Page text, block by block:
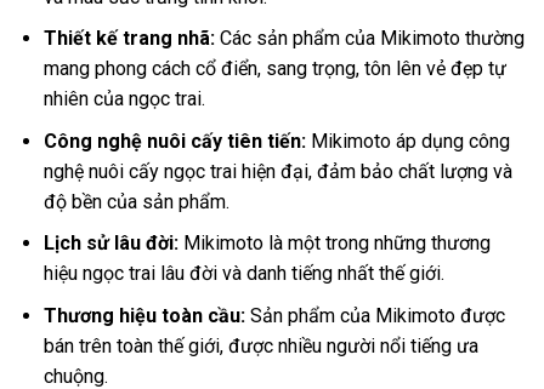
Thiết kế trang nhã:Các sản phẩm của Mikimoto thường
mang phong cách cổ điển, sang trọng, tôn lên vẻ đẹp tự
nhiên của ngọc trai.
Công nghệ nuôi cấy tiên tiến:Mikimoto áp dụng công
nghệ nuôi cấy ngọc trai hiện đại, đảm bảo chất lượng và
độ bền của sản phẩm.
Lịch sử lâu đời:Mikimoto là một trong những thương
hiệu ngọc trai lâu đời và danh tiếng nhất thế giới.
Thương hiệu toàn cầu:Sản phẩm của Mikimoto được
bán trên toàn thế giới, được nhiều người nổi tiếng ưa
chuộng.